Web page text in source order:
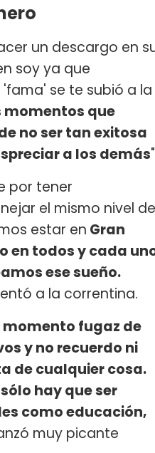
un descargo en
soy ya que
se te subió a la
momentos que
no ser tan exitosa
a los demás
por tener
el mismo nivel de
estar en Gran
en todos y cada
ese sueño.
a la correntina.
momento fugaz de
y no recuerdo ni
de cualquier cosa.
hay que ser
como educación,
muy picante